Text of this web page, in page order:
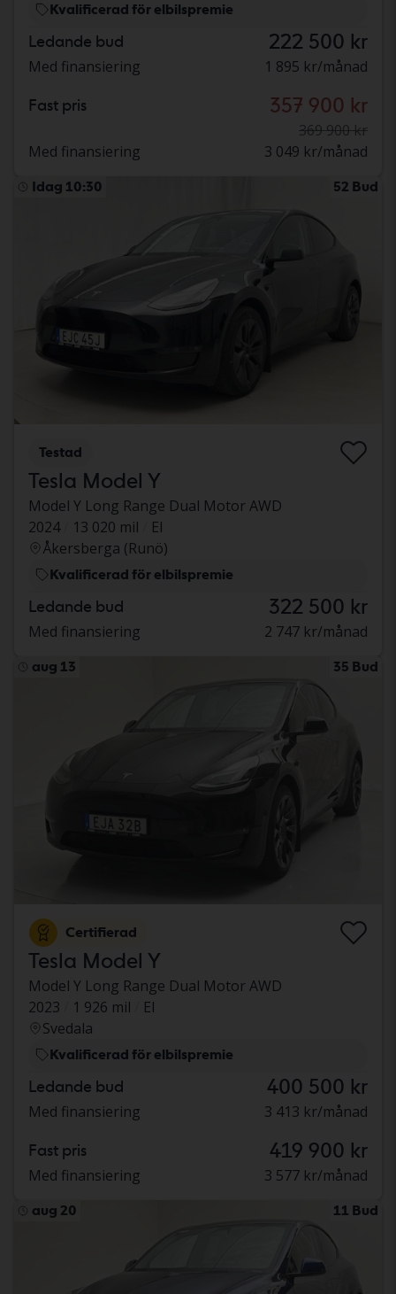
Kvalificerad för elbilspremie
Ledande bud 222 500 kr
Med finansiering 1 895 kr/månad
Fast pris 357 900 kr
369 900 kr
Med finansiering
3 049 kr/månad
Idag 10:30 52 Bud
Testad
Tesla Model Y
Model Y Long Range Dual Motor AWD
2024
13 020 mil
El
Åkersberga (Runö)
Kvalificerad för elbilspremie
Ledande bud 322 500 kr
Med finansiering 2 747 kr/månad
aug 13 35 Bud
Certifierad
Tesla Model Y
Model Y Long Range Dual Motor AWD
2023
1 926 mil
El
Svedala
Kvalificerad för elbilspremie
Ledande bud 400 500 kr
Med finansiering 3 413 kr/månad
Fast pris 419 900 kr
Med finansiering 3 577 kr/månad
aug 20 11 Bud